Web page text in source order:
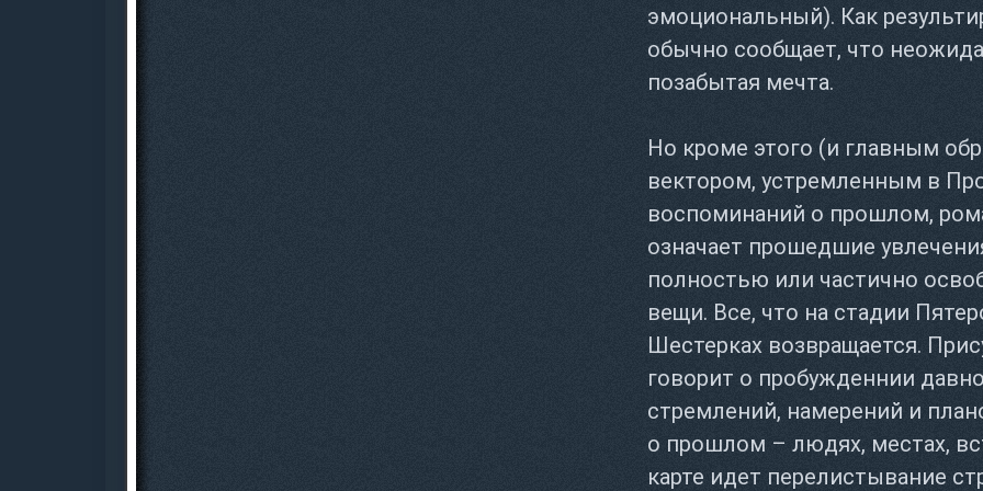
эмоциональный). Как
обычно сообщает, что
позабытая мечта.
Но кроме этого (и главным
вектором, устремленным в
воспоминаний о прошлом,
означает прошедшие
полностью или частично
вещи. Все, что на стадии
Шестерках возвращается.
говорит о пробужденнии
стремлений, намерений и
о прошлом – людях, местах,
карте идет перелистывание